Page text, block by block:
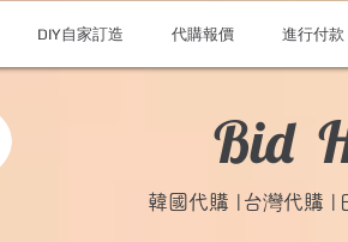
DIY自家訂造 代購報價 進行付款
Bid
韓國代購 |台灣代購 |